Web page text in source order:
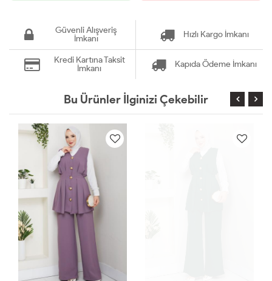
Güvenli Alışveriş
İmkanı
Hızlı Kargo İmkanı
Kredi Kartına Taksit
İmkanı
Kapıda Ödeme İmkanı
Bu Ürünler İlginizi Çekebilir